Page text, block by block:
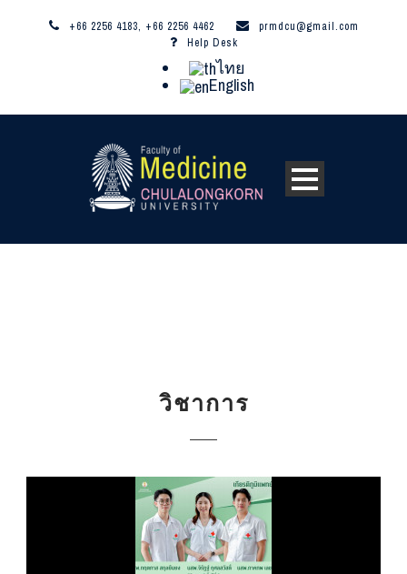
+66 2256 4183, +66 2256 4462
prmdcu@gmail.com
Help Desk
ไทย
English
วิชาการ